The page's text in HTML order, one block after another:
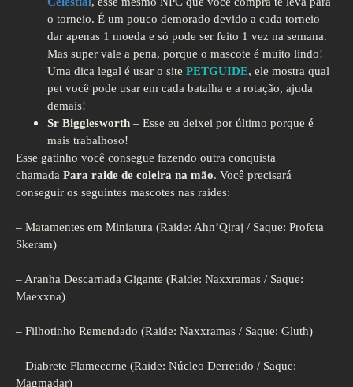
o torneio. É um pouco demorado devido a cada torneio
dar apenas 1 moeda e só pode ser feito 1 vez na semana.
Mas super vale a pena, porque o mascote é muito lindo!
Uma dica legal é usar o site PETGUIDE, ele mostra qual
pet você pode usar em cada batalha e a rotação, ajuda
demais!
Sr Bigglesworth – Esse eu deixei por último porque é
mais trabalhoso!
Esse gatinho você consegue fazendo outra conquista
chamada Para raide de coleira na mão. Você precisará
conseguir os seguintes mascotes nas raides:
– Matamentes em Miniatura (Raide: Ahn’Qiraj / Saque: Profeta
Skeram)
– Aranha Descarnada Gigante (Raide: Naxxramas / Saque:
Maexxna)
– Filhotinho Remendado (Raide: Naxxramas / Saque: Gluth)
– Diabrete Flamecerne (Raide: Núcleo Derretido / Saque:
Magmadar)